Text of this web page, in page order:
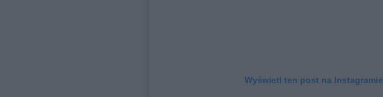
Wyświetl ten post na Instagramie